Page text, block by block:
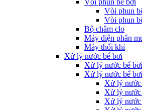
Vòi phun bể bơi
Vòi phun
Vòi phun
Bộ châm clo
Máy điện phân
Máy thổi khí
Xử lý nước bể bơi
Xử lý nước bể
Xử lý nước bể
Xử lý nước
Xử lý nước
Xử lý nước